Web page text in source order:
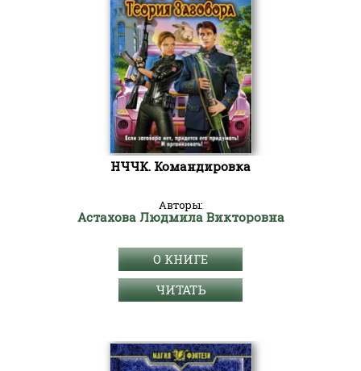
НЧЧК. Командировка
Авторы:
Астахова Людмила Викторовна
О КНИГЕ
ЧИТАТЬ